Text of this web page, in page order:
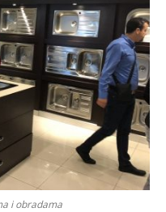
i obradama